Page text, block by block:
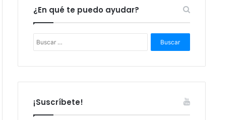
¿En qué te puedo ayudar?
u
a
¡Suscríbete!